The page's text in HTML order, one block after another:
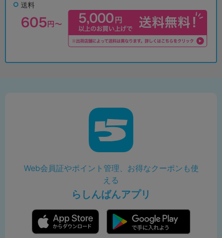
送料
Web会員証やポイント管理、お得なクーポンも使
える
らしんばんアプリ